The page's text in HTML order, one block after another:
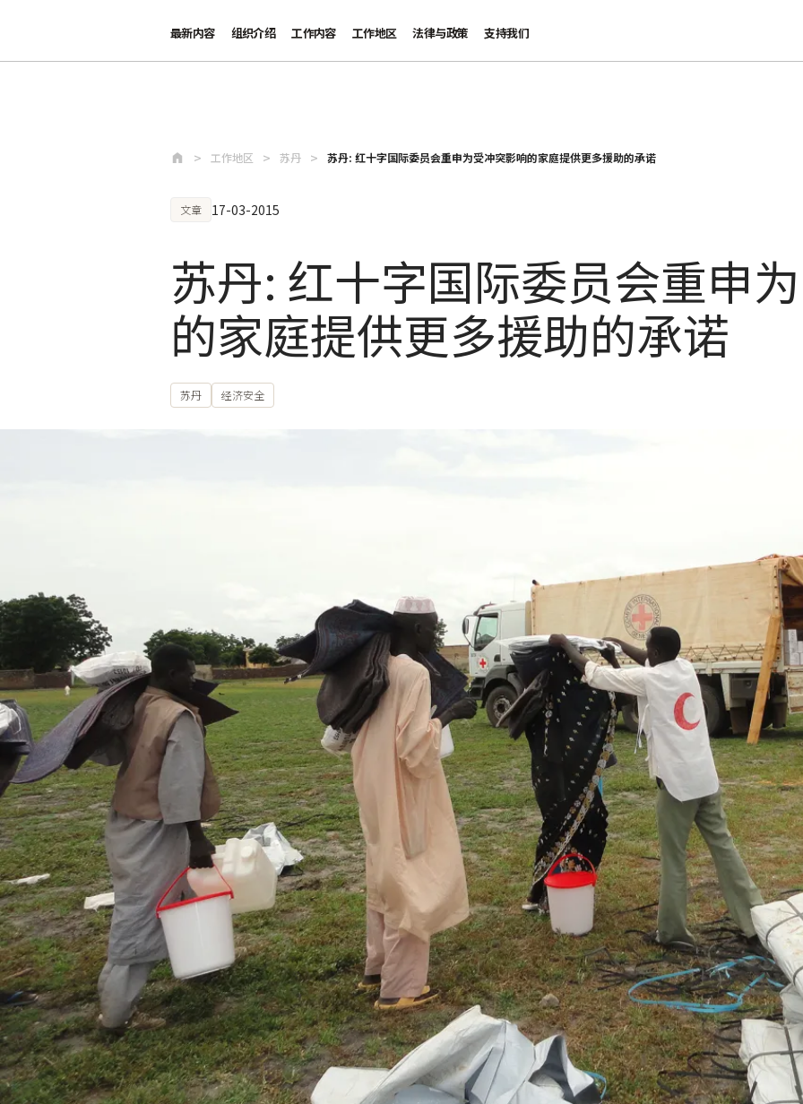
最新内容 组织介绍 工作内容 工作地区 法律与政策 支持我们
工作地区 苏丹 苏丹: 红十字国际委员会重申为受冲突影响的家庭提供更多援助的承诺
文章 17-03-2015
苏丹: 红十字国际委员会重申
的家庭提供更多援助的承诺
苏丹 经济安全